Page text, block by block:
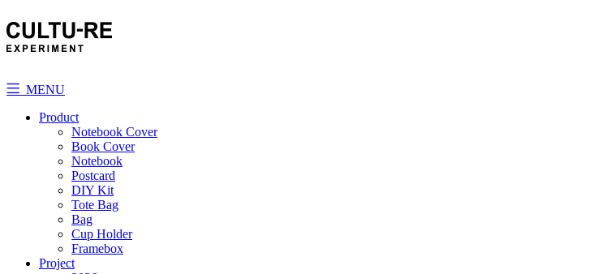
MENU
Product
Notebook Cover
Book Cover
Notebook
Postcard
DIY Kit
Tote Bag
Bag
Cup Holder
Framebox
Project